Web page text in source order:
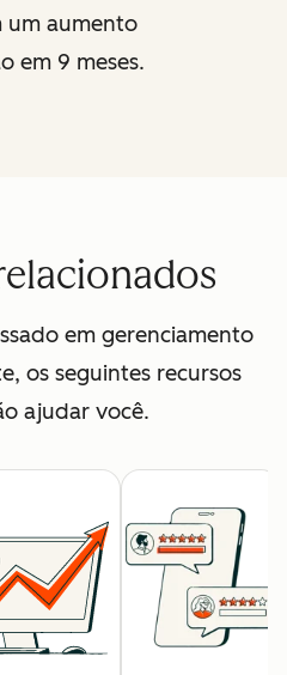
um aumento
em 9 meses.
em gerenciamento
os seguintes recursos
ajudar você.